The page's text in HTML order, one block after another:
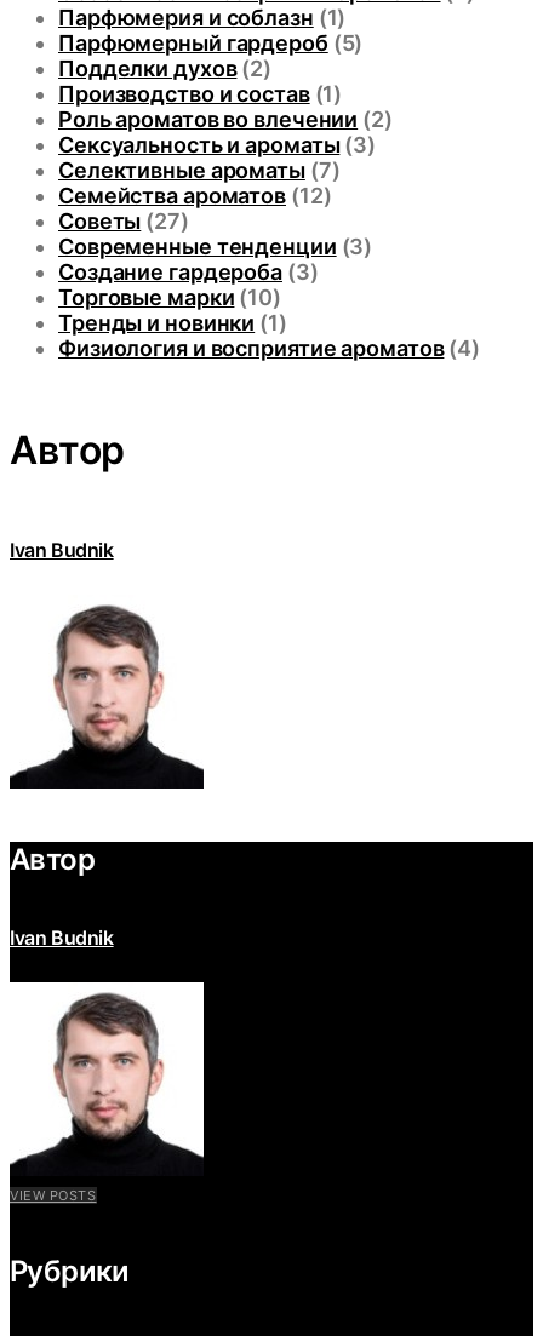
Парфюмерия и соблазн (1)
Парфюмерный гардероб (5)
Подделки духов(2)
Производство и состав(1)
Роль ароматов во влечении (2)
Сексуальность и ароматы(3)
Селективные ароматы(7)
Семейства ароматов(12)
Советы (27)
Современные тенденции (3)
Создание гардероба(3)
Торговые марки (10)
Тренды и новинки (1)
Физиология и восприятие ароматов(4)
Автор
Ivan Budnik
Автор
Ivan Budnik
VIEW POSTS
Рубрики